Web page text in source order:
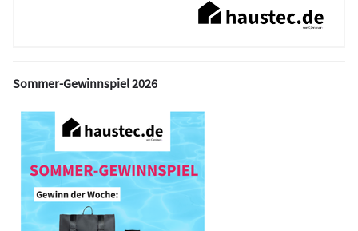
Sommer-Gewinnspiel 2026